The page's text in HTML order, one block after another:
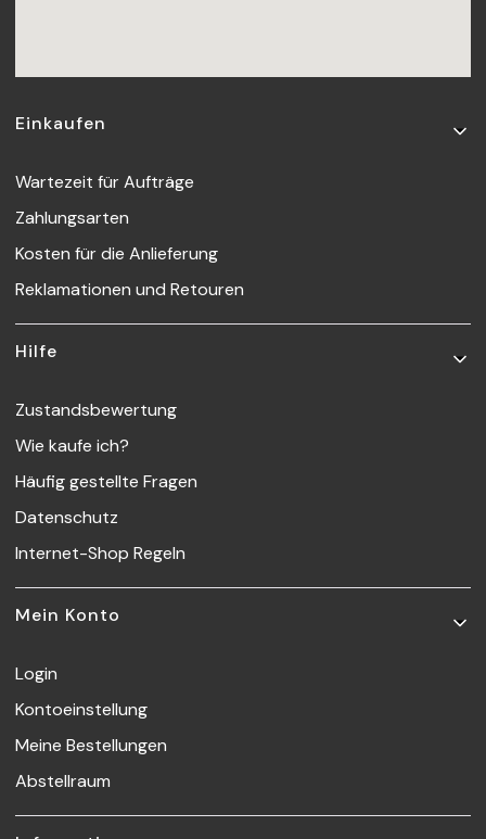
Fußzeilenmenü
Einkaufen
Wartezeit für Aufträge
Zahlungsarten
Kosten für die Anlieferung
Reklamationen und Retouren
Hilfe
Zustandsbewertung
Wie kaufe ich?
Häufig gestellte Fragen
Datenschutz
Internet-Shop Regeln
Mein Konto
Login
Kontoeinstellung
Meine Bestellungen
Abstellraum